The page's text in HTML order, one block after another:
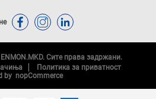
Сите права задржани.
Политика за приватност
by nopCommerce